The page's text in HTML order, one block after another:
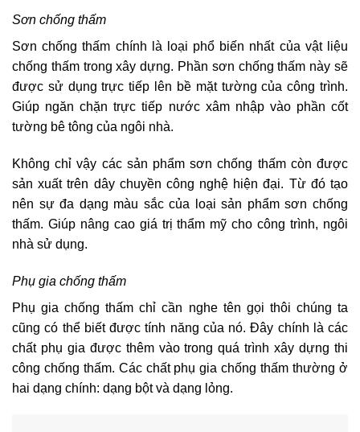
Sơn chống thấm
Sơn chống thấm chính là loại phổ biến nhất của vật liệu
chống thấm trong xây dựng. Phần sơn chống thấm này sẽ
được sử dụng trực tiếp lên bề mặt tường của công trình.
Giúp ngăn chặn trực tiếp nước xâm nhập vào phần cốt
tường bê tông của ngôi nhà.
Không chỉ vậy các sản phẩm sơn chống thấm còn được
sản xuất trên dây chuyền công nghệ hiện đại. Từ đó tạo
nên sự đa dạng màu sắc của loại sản phẩm sơn chống
thấm. Giúp nâng cao giá trị thẩm mỹ cho công trình, ngôi
nhà sử dụng.
Phụ gia chống thấm
Phụ gia chống thấm chỉ cần nghe tên gọi thôi chúng ta
cũng có thể biết được tính năng của nó. Đây chính là các
chất phụ gia được thêm vào trong quá trình xây dựng thi
công chống thấm. Các chất phụ gia chống thấm thường ở
hai dạng chính: dạng bột và dạng lỏng.